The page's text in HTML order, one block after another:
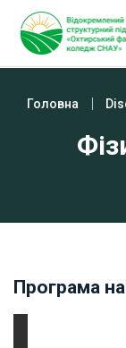
content
Головна
Програма